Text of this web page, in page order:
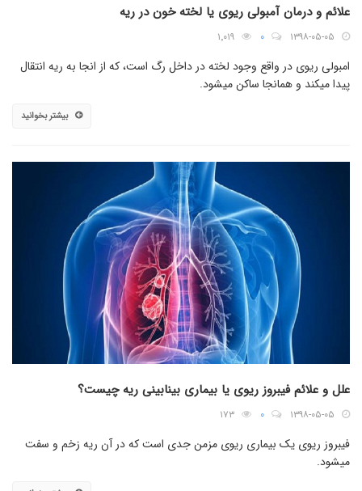
علائم و درمان آمبولی ریوی یا لخته خون در ریه
۱۳۹۸-۰۵-۰۵ ۰ ۱٬۰۱۹
امبولی ریوی در واقع وجود لخته در داخل رگ است، که از انجا به ریه انتقال
پیدا میکند و همانجا ساکن میشود.
بیشتر بخوانید
علل و علائم فیبروز ریوی یا بیماری بینابینی ریه چیست؟
۱۳۹۸-۰۵-۰۵ ۰ ۱۷۳
فیبروز ریوی یک بیماری ریوی مزمن جدی است که در آن ریه زخم و سفت
میشود.